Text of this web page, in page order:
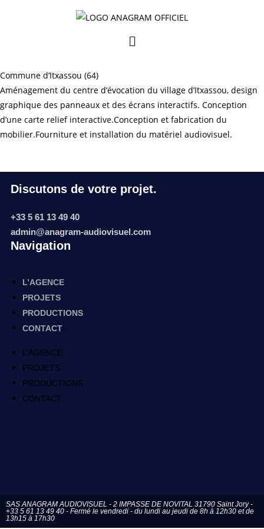
Commune d’Itxassou (64)
Aménagement du centre d’évocation du village d’Itxassou, design
graphique des panneaux et des écrans interactifs. Conception
d’une carte relief interactive.Conception et fabrication du
mobilier.Fourniture et installation du matériel audiovisuel.
Discutons de votre projet.
+33 5 61 13 49 40
admin@anagram-audiovisuel.com
Navigation
L’AGENCE
PROJETS
PRODUCTIONS
CONTACT
L’AGENCE
PROJETS
PRODUCTIONS
CONTACT
SAS ANAGRAM AUDIOVISUEL - 2 IMPASSE DE NOVITAL 31790 Saint Jory -
+33 5 61 13 49 40 - Fermé le vendredi - du lundi au jeudi de 8h à 12h30 et de
13h15 à 17h30